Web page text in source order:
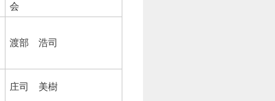
会
渡部 浩司
庄司 美樹